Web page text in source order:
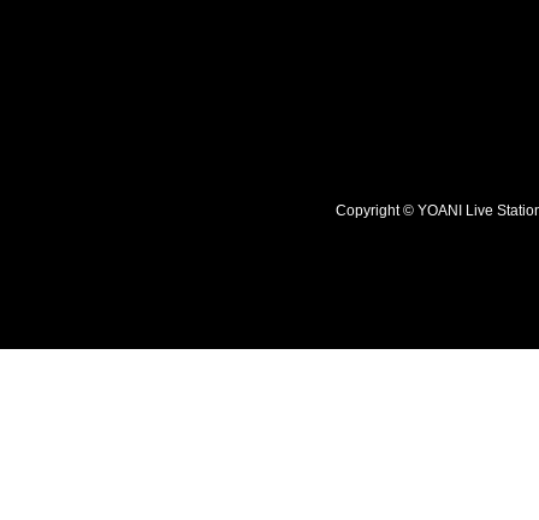
Copyright © YOANI Live